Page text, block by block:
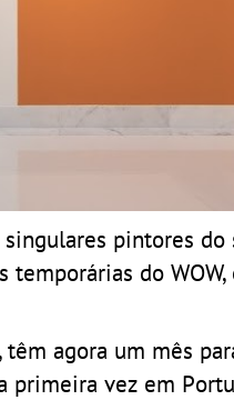
pintores do
do
agora um mês
primeira vez em